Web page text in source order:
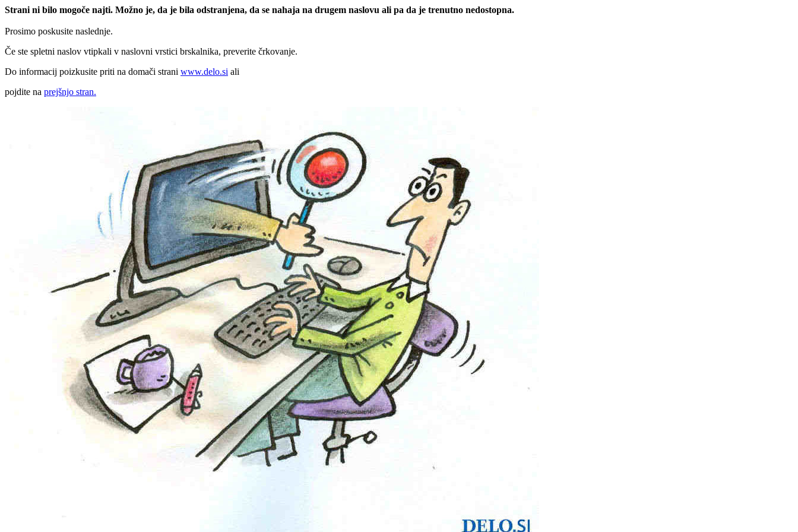
Strani ni bilo mogoče najti. Možno je, da je bila odstranjena, da se nahaja na drugem naslovu ali pa da je trenutno nedostopna.
Prosimo poskusite naslednje.
Če ste spletni naslov vtipkali v naslovni vrstici brskalnika, preverite črkovanje.
Do informacij poizkusite priti na domači strani www.delo.si ali
pojdite na prejšnjo stran.